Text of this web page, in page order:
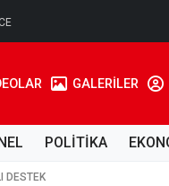
GALERİLER
POLİTİKA
DESTEK